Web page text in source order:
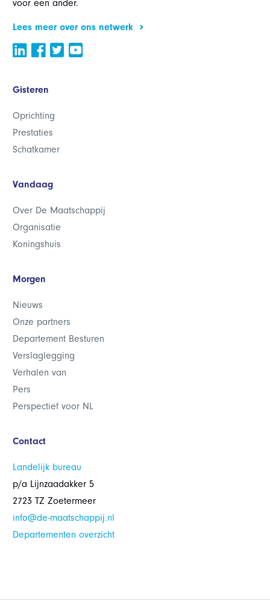
voor een ander.
Lees meer over ons netwerk
Gisteren
Oprichting
Prestaties
Schatkamer
Vandaag
Over De Maatschappij
Organisatie
Koningshuis
Morgen
Nieuws
Onze partners
Departement Besturen
Verslaglegging
Verhalen van
Pers
Perspectief voor NL
Contact
Landelijk bureau
p/a Lijnzaadakker 5
2723 TZ Zoetermeer
info@de-maatschappij.nl
Departementen overzicht